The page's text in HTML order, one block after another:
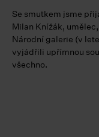
Se smutkem jsme
Milan Knížák,
Národní galerie (v
vyjádřili upřímnou
všechno.